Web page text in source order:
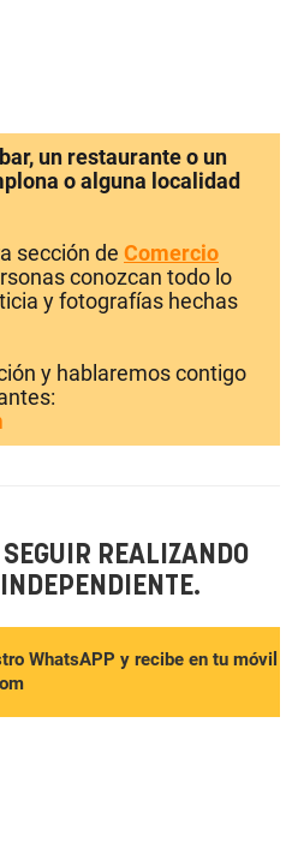
un restaurante o un
o alguna localidad
sección de Comercio
conozcan todo lo
y fotografías hechas
y hablaremos contigo
REALIZANDO
WhatsAPP y recibe en tu móvil